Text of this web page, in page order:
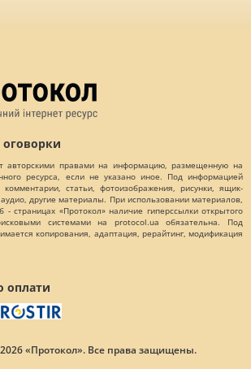
авторскими правами на информацию, размещенную на
ресурса, если не указано иное. Под информацией
статьи, фотоизображения, рисунки, ящик-
другие материалы. При использовании материалов,
страницах «Протокол» наличие гиперссылки открытого
системами на protocol.ua обязательна. Под
копирования, адаптация, рерайтинг, модификация
оплати
«Протокол». Все права защищены.